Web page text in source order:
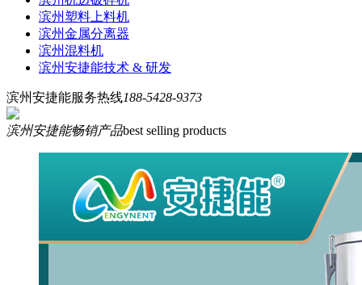
滨州塑料上料机
滨州金属分离器
滨州混料机
滨州安捷能技术 & 研发
滨州安捷能服务热线188-5428-9373
滨州安捷能畅销产品best selling products